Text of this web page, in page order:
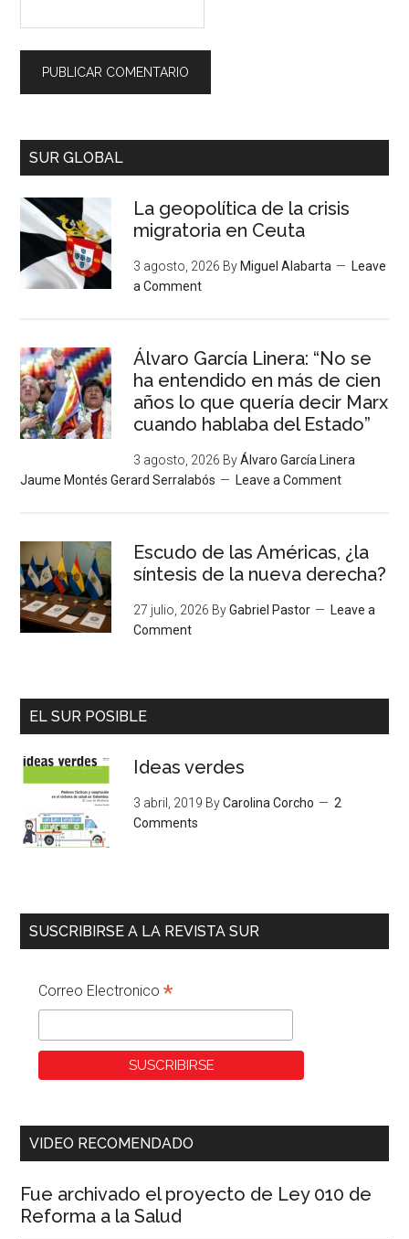
SUR GLOBAL
La geopolítica de la crisis
migratoria en Ceuta
3 agosto, 2026 By Miguel Alabarta
Leave
a Comment
Álvaro García Linera: “No se
ha entendido en más de cien
años lo que quería decir Marx
cuando hablaba del Estado”
3 agosto, 2026 ByÁlvaro García Linera
Jaume Montés Gerard Serralabós
Leave a Comment
Escudo de las Américas, ¿la
síntesis de la nueva derecha?
27 julio, 2026 ByGabriel Pastor
Leave a
Comment
EL SUR POSIBLE
Ideas verdes
3 abril, 2019 ByCarolina Corcho
2
Comments
SUSCRIBIRSE A LA REVISTA SUR
Correo Electronico*
VIDEO RECOMENDADO
Fue archivado el proyecto de Ley 010 de
Reforma a la Salud